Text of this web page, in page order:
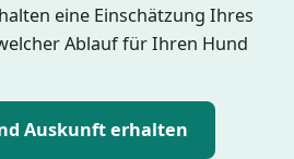
eine Einschätzung Ihres
Ablauf für Ihren Hund
Auskunft erhalten